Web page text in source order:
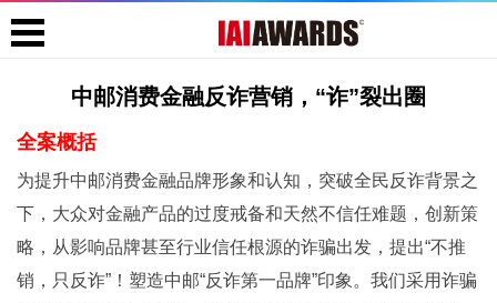
中邮消费金融反诈营销，“诈”裂出圈
全案概括
为提升中邮消费金融品牌形象和认知，突破全民反诈背景之
下，大众对金融产品的过度戒备和天然不信任难题，创新策
略，从影响品牌甚至行业信任根源的诈骗出发，提出“不推
销，只反诈”！塑造中邮“反诈第一品牌”印象。我们采用诈骗